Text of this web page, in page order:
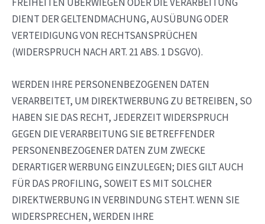
DIENT DER GELTENDMACHUNG, AUSÜBUNG ODER
VERTEIDIGUNG VON RECHTSANSPRÜCHEN
(WIDERSPRUCH NACH ART. 21 ABS. 1 DSGVO).
WERDEN IHRE PERSONENBEZOGENEN DATEN
VERARBEITET, UM DIREKTWERBUNG ZU BETREIBEN, SO
HABEN SIE DAS RECHT, JEDERZEIT WIDERSPRUCH
GEGEN DIE VERARBEITUNG SIE BETREFFENDER
PERSONENBEZOGENER DATEN ZUM ZWECKE
DERARTIGER WERBUNG EINZULEGEN; DIES GILT AUCH
FÜR DAS PROFILING, SOWEIT ES MIT SOLCHER
DIREKTWERBUNG IN VERBINDUNG STEHT. WENN SIE
WIDERSPRECHEN, WERDEN IHRE